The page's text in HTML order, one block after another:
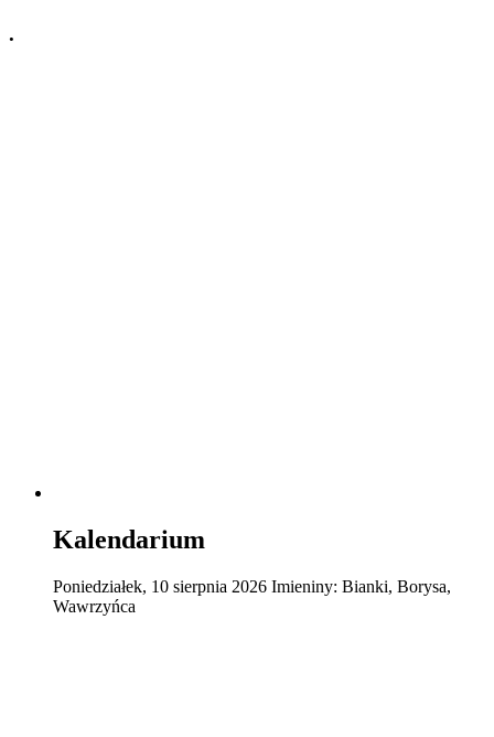
.
Kalendarium
Poniedziałek, 10 sierpnia 2026 Imieniny: Bianki, Borysa,
Wawrzyńca